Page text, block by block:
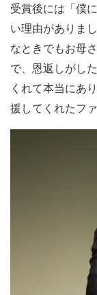
受賞後には「僕
い理由がありま
なときでもお母
で、恩返しがし
くれて本当にあ
援してくれたフ